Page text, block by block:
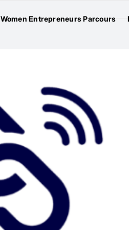
Women Entrepreneurs Parcours